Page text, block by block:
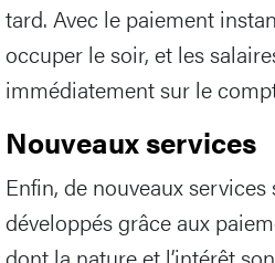
tard. Avec le paiement
occuper le soir, et les
immédiatement sur le
Nouveaux services
Enfin, de nouveaux
développés grâce aux
dont la nature et l’intérêt